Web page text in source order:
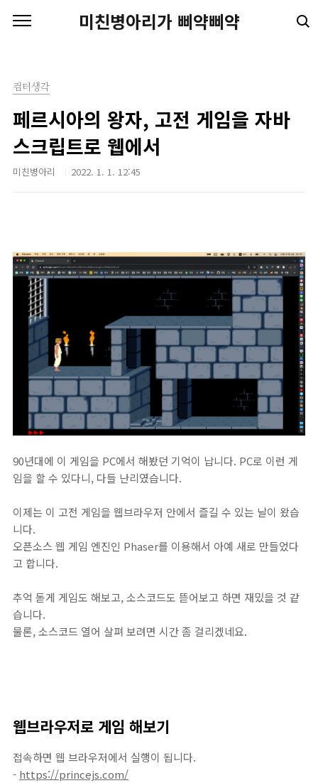
미친병아리가 삐약삐약
컴터생각
페르시아의 왕자, 고전 게임을 자바
스크립트로 웹에서
미친병아리 2022. 1. 1. 12:45
90년대에 이 게임을 PC에서 해봤던 기억이 납니다. PC로 이런 게
임을 할 수 있다니, 다들 난리였습니다.
이제는 이 고전 게임을 웹브라우저 안에서 즐길 수 있는 날이 왔습
니다.
오픈소스 웹 게임 엔진인 Phaser를 이용해서 아예 새로 만들었다
고 합니다.
추억 돋게 게임도 해보고, 소스코드도 뜯어보고 하면 재밌을 것 같
습니다.
물론, 소스코드 열어 살펴 보려면 시간 좀 걸리겠네요.
웹브라우저로 게임 해보기
접속하면 웹 브라우저에서 실행이 됩니다.
- https://princejs.com/